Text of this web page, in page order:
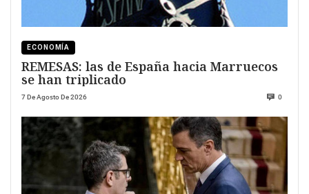
ECONOMÍA
REMESAS: las de España hacia Marruecos
se han triplicado
7 De Agosto De 2026 0